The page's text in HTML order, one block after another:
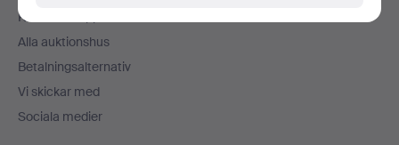
Kontakta support
Alla auktionshus
Betalningsalternativ
Vi skickar med
Sociala medier